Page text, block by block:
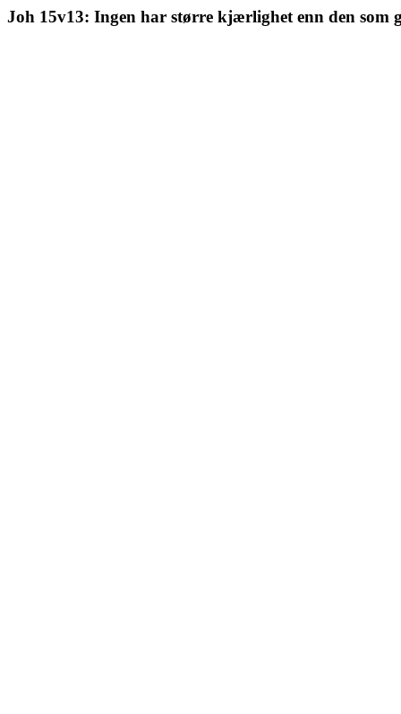
Joh 15v13: Ingen har større kjærlighet enn den som